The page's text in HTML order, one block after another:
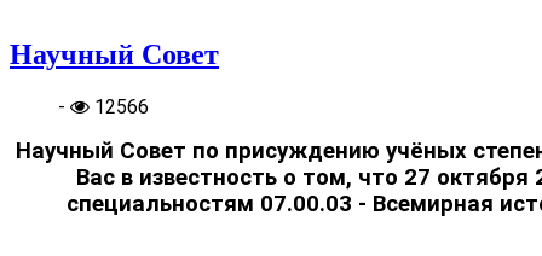
Научный Совет
- 12566
Научный Совет по присуждению учёных
Вас в известность о том, что 27
специальностям 07.00.03 - Всемирная